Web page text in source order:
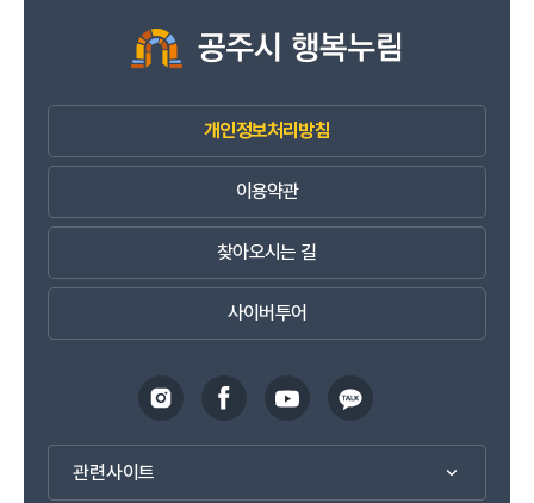
개인정보처리방침
이용약관
찾아오시는 길
사이버투어
관련사이트